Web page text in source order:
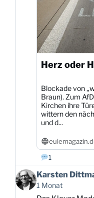
Herz oder
Blockade von
Braun). Zum
Kirchen ihre
wittern den
und d...
1
Beitrag
von
Karsten
Karsten
1 Monat